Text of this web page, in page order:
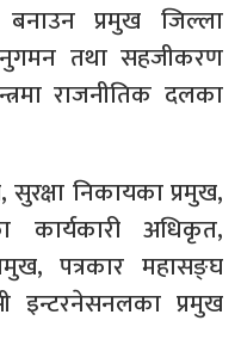
बनाउन प्रमुख जिल्ला
तथा सहजीकरण
राजनीतिक दलका
निकायका प्रमुख,
कार्यकारी अधिकृत,
पत्रकार महासङ्घ
इन्टरनेसनलका प्रमुख